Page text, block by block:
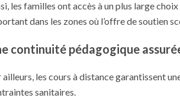
les familles ont accès à un plus large
dans les zones où l’offre de soutien
continuité pédagogique
ailleurs, les cours à distance garantissent
sanitaires.